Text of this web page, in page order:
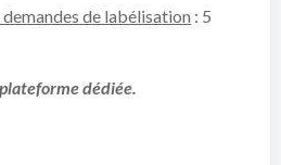
de labélisation : 5
dédiée.